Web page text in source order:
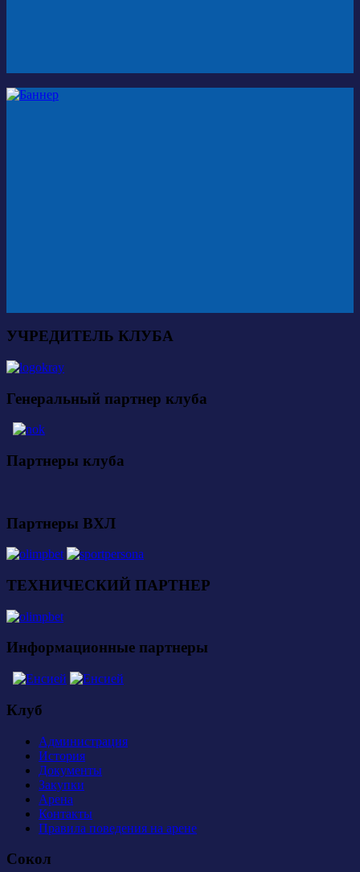
УЧРЕДИТЕЛЬ КЛУБА
Генеральный партнер клуба
Партнеры клуба
Партнеры ВХЛ
ТЕХНИЧЕСКИЙ ПАРТНЕР
Информационные партнеры
Клуб
Администрация
История
Документы
Закупки
Арена
Контакты
Правила поведения на арене
Сокол